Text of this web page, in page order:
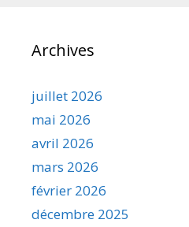
Archives
juillet 2026
mai 2026
avril 2026
mars 2026
février 2026
décembre 2025